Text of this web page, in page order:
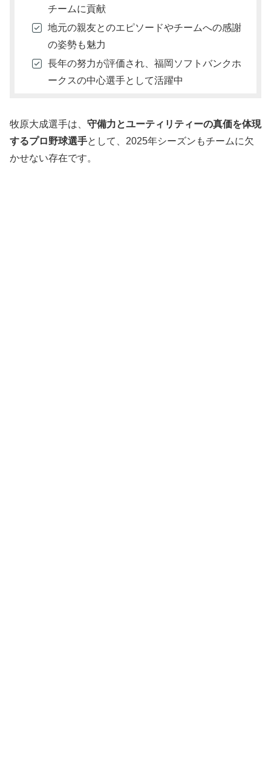
チームに貢献
地元の親友とのエピソードやチームへの感謝
の姿勢も魅力
長年の努力が評価され、福岡ソフトバンクホ
ークスの中心選手として活躍中
牧原大成選手は、 守備力とユーティリティーの真価を体現
するプロ野球選手として、2025年シーズンもチームに欠
かせない存在です。